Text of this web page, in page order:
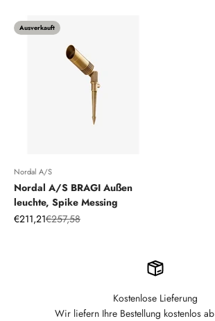
Ausverkauft
Nordal A/S
Nordal A/S BRAGI Außen
leuchte, Spike Messing
Angebot
€211,21Regulärer Preis
€257,58
Kostenlose Lieferung
Wir liefern Ihre Bestellung kostenlos ab